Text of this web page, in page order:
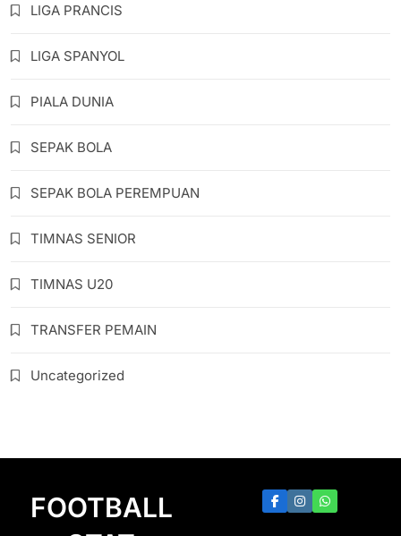
LIGA PRANCIS
LIGA SPANYOL
PIALA DUNIA
SEPAK BOLA
SEPAK BOLA PEREMPUAN
TIMNAS SENIOR
TIMNAS U20
TRANSFER PEMAIN
Uncategorized
FOOTBALL